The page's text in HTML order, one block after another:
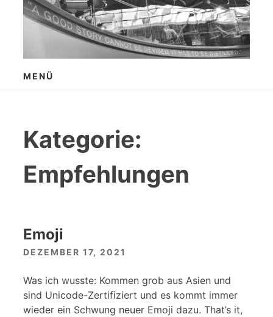
MENÜ
Kategorie:
Empfehlungen
Emoji
DEZEMBER 17, 2021
Was ich wusste: Kommen grob aus Asien und
sind Unicode-Zertifiziert und es kommt immer
wieder ein Schwung neuer Emoji dazu. That’s it,